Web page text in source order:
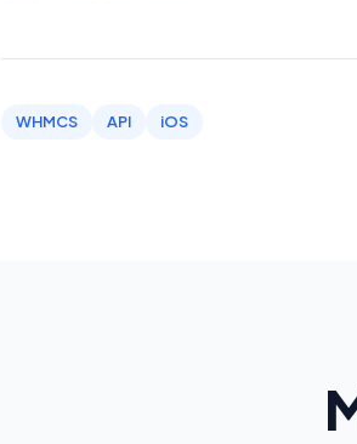
WHMCS API iOS